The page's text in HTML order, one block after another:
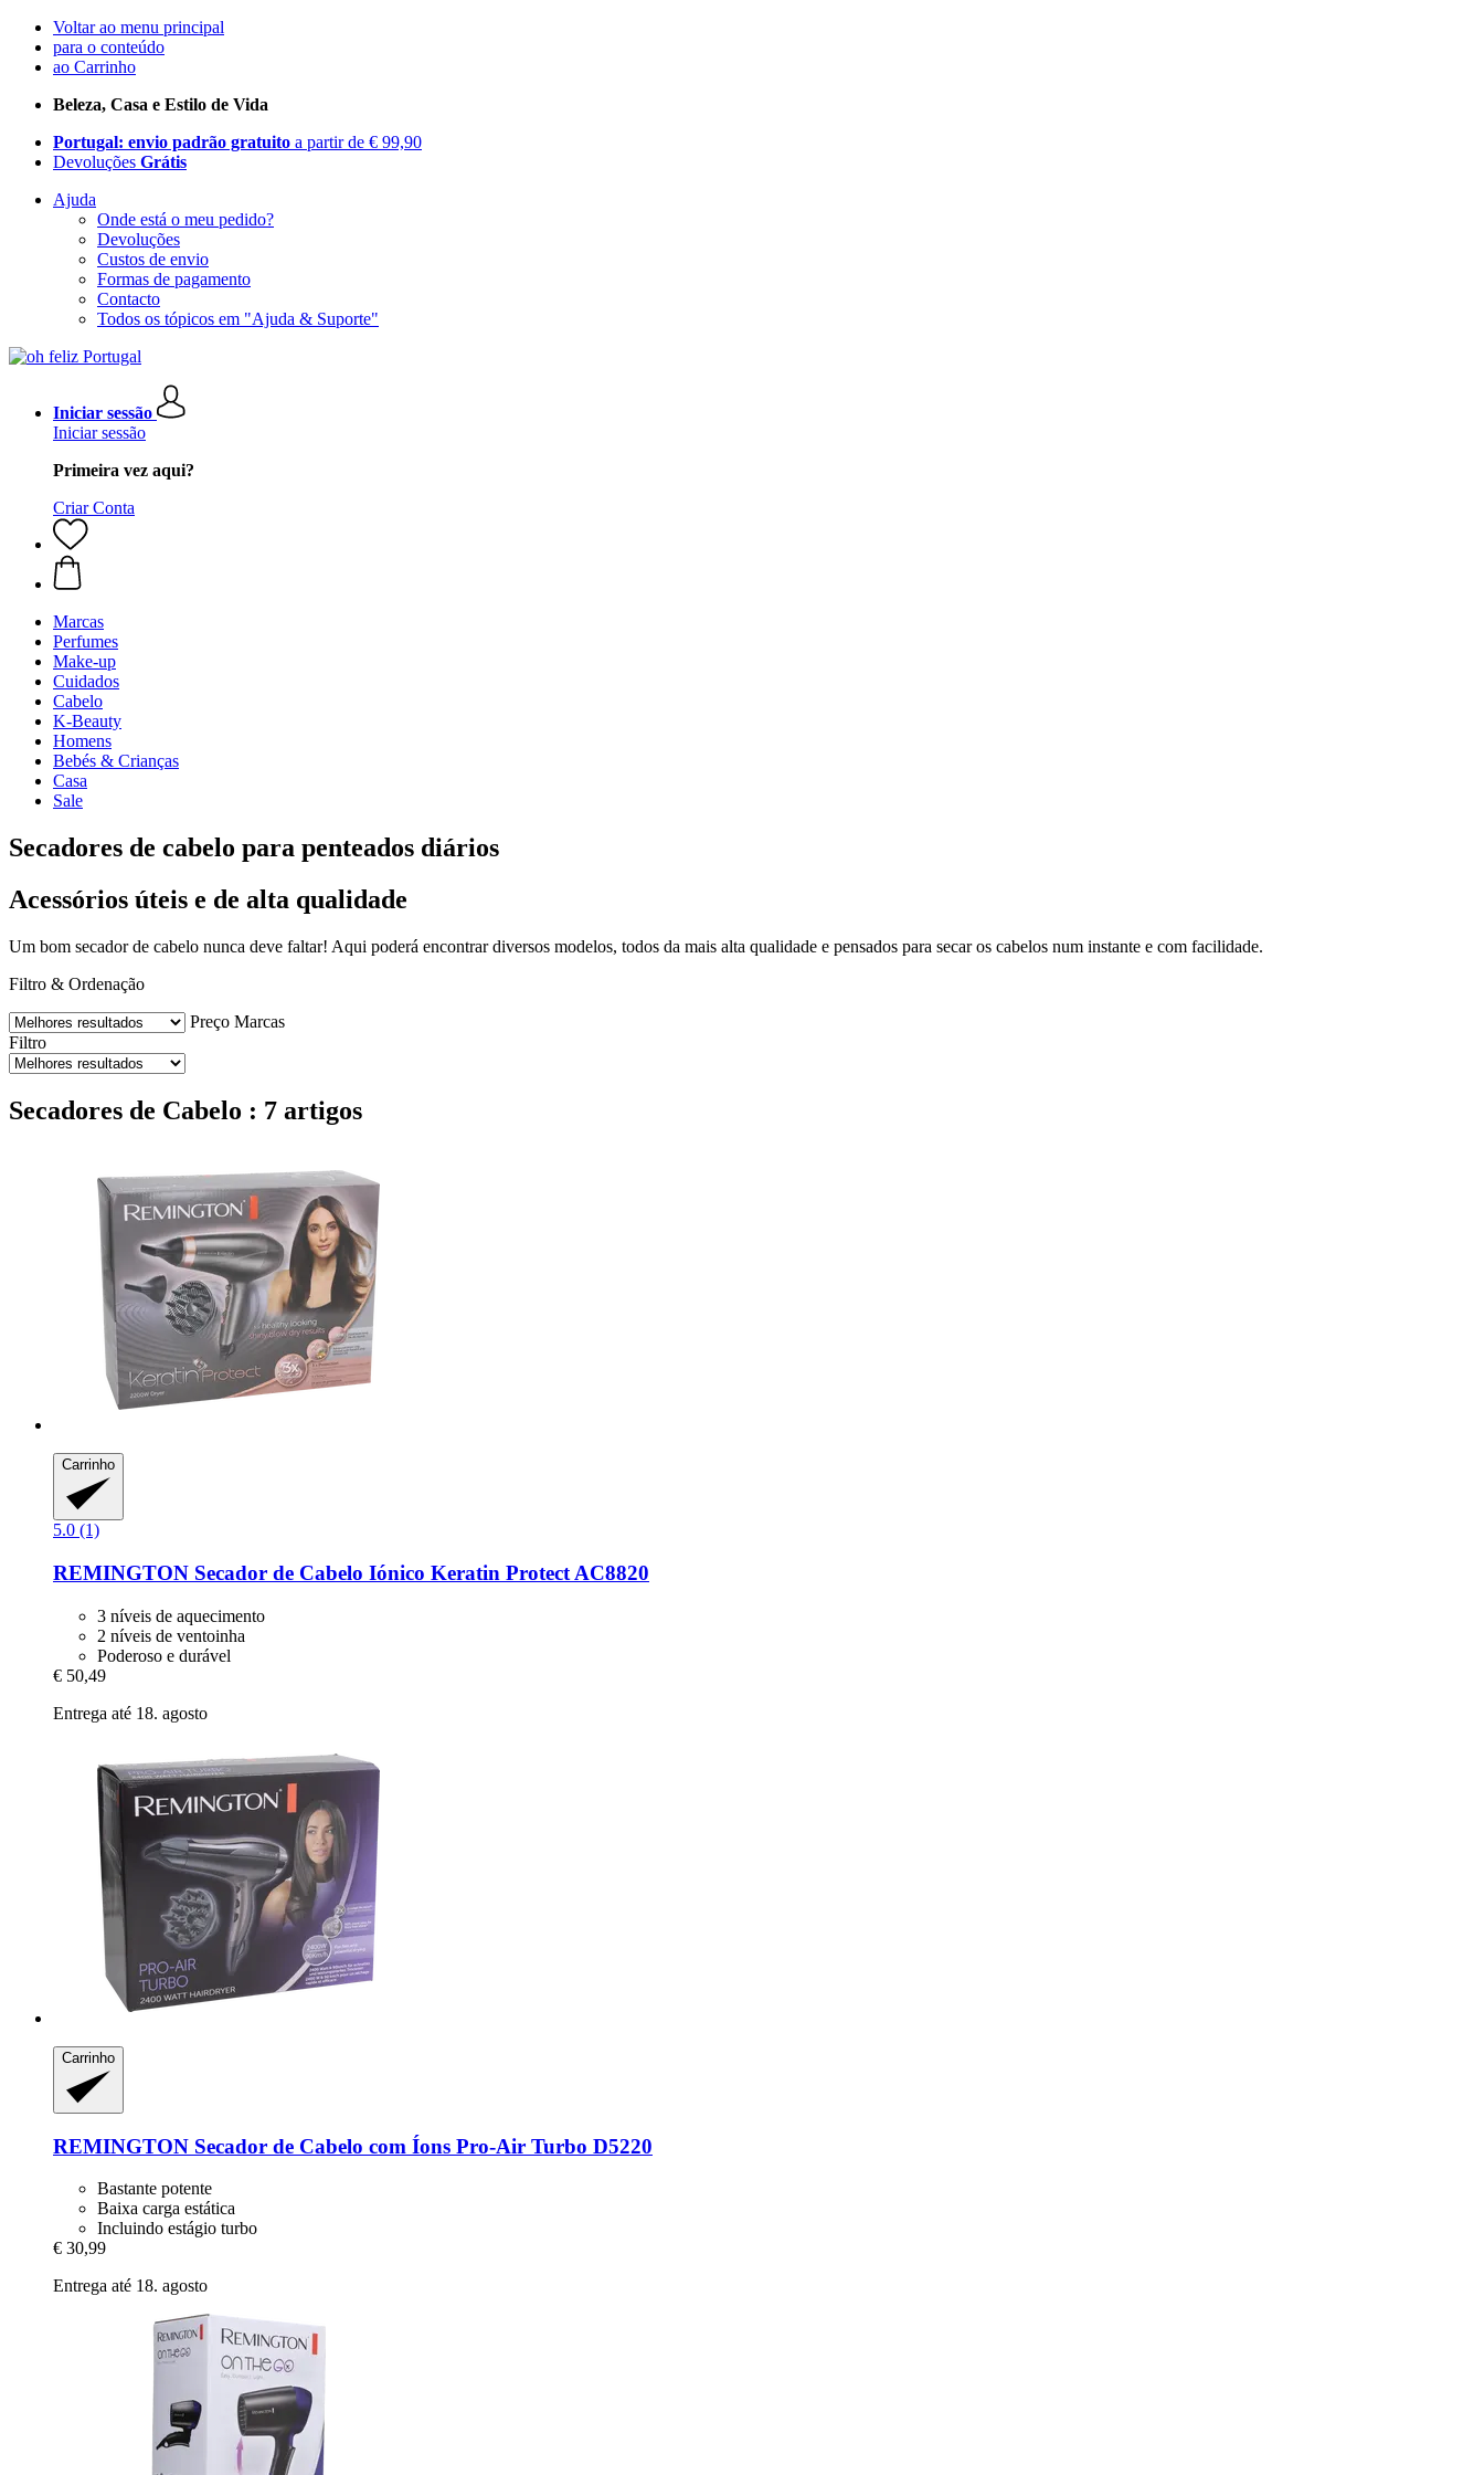
Voltar ao menu principal
para o conteúdo
ao Carrinho
Beleza, Casa e Estilo de Vida
Portugal: envio padrão gratuito a partir de € 99,90
Devoluções Grátis
Ajuda
Onde está o meu pedido?
Devoluções
Custos de envio
Formas de pagamento
Contacto
Todos os tópicos em "Ajuda & Suporte"
Iniciar sessão
Iniciar sessão
Primeira vez aqui?
Criar Conta
Marcas
Perfumes
Make-up
Cuidados
Cabelo
K-Beauty
Homens
Bebés & Crianças
Casa
Sale
Secadores de cabelo para penteados diários
Acessórios úteis e de alta qualidade
Um bom secador de cabelo nunca deve faltar! Aqui poderá encontrar diversos modelos, todos da mais alta qualidade e pensados para secar os cabelos num instante e com facilidade.
Filtro & Ordenação
Preço Marcas
Filtro
Secadores de Cabelo : 7 artigos
Carrinho
5.0 (1)
REMINGTON Secador de Cabelo Iónico Keratin Protect AC8820
3 níveis de aquecimento
2 níveis de ventoinha
Poderoso e durável
€ 50,49
Entrega até 18. agosto
Carrinho
REMINGTON Secador de Cabelo com Íons Pro-​Air Turbo D5220
Bastante potente
Baixa carga estática
Incluindo estágio turbo
€ 30,99
Entrega até 18. agosto